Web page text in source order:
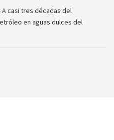
A casi tres décadas del
en aguas dulces del